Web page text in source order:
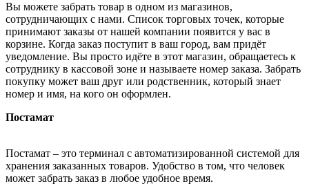
Вы можете забрать товар в одном из магазинов,
сотрудничающих с нами. Список торговых точек, которые
принимают заказы от нашей компании появится у вас в
корзине. Когда заказ поступит в ваш город, вам придёт
уведомление. Вы просто идёте в этот магазин, обращаетесь к
сотруднику в кассовой зоне и называете номер заказа. Забрать
покупку может ваш друг или родственник, который знает
номер и имя, на кого он оформлен.
Постамат
Постамат – это терминал с автоматизированной системой для
хранения заказанных товаров. Удобство в том, что человек
может забрать заказ в любое удобное время.